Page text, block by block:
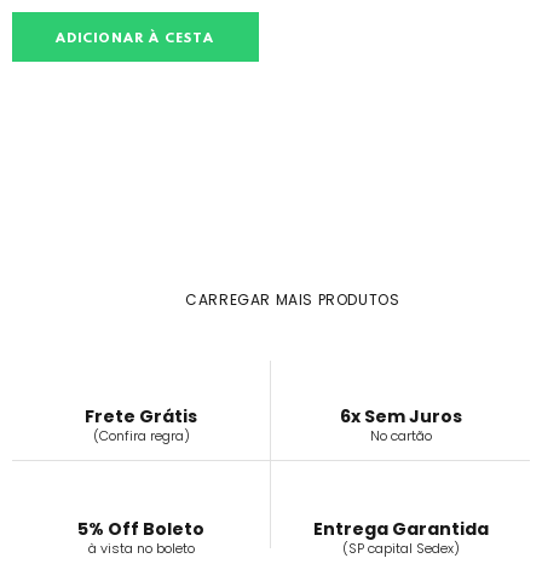
ADICIONAR À CESTA
CARREGAR MAIS PRODUTOS
Frete Grátis
(Confira regra)
6x Sem Juros
No cartão
5% Off Boleto
à vista no boleto
Entrega Garantida
(SP capital Sedex)